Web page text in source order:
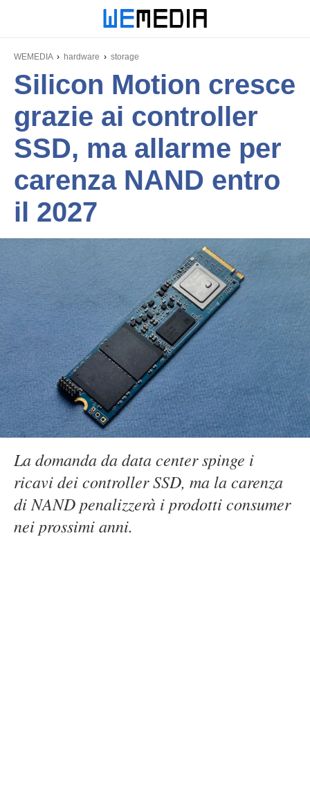
WEMEDIA hardware storage
Silicon Motion cresce
grazie ai controller
SSD, ma allarme per
carenza NAND entro
il 2027
La domanda da data center spinge i
ricavi dei controller SSD, ma la carenza
di NAND penalizzerà i prodotti consumer
nei prossimi anni.